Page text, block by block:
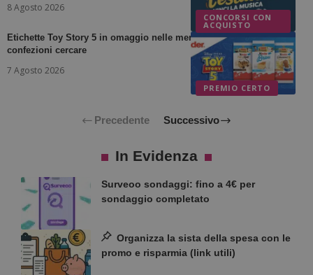
CONCORSI CON
ACQUISTO
8 Agosto 2026
PREMIO CERTO
Etichette Toy Story 5 in omaggio nelle merendine Kinder: quali
confezioni cercare
7 Agosto 2026
Precedente Successivo
In Evidenza
Surveoo sondaggi: fino a 4€ per
sondaggio completato
Organizza la sista della spesa con le
promo e risparmia (link utili)